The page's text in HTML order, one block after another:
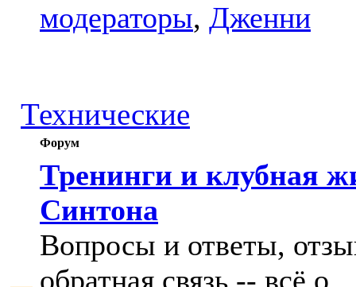
модераторы, Дженни
Технические
Форум
Тренинги и клубная
Синтона
Вопросы и ответы,
обратная связь -- всё о